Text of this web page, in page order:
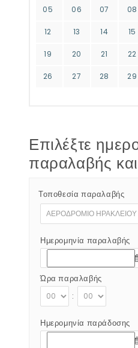
05 06 07 08
12 13 14 15
19 20 21 22
26 27 28 29
Επιλέξτε
παραλαβής
Τοποθεσία παραλαβής
Ημερομηνία παραλαβής
Ώρα παραλαβής
:
Ημερομηνία παράδοσης